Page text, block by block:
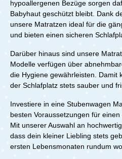
hypoallergenen Bezüge sorgen
Babyhaut geschützt bleibt. Dank
unsere Matratzen ideal für die
und bieten einen sicheren
Darüber hinaus sind unsere
Modelle verfügen über
die Hygiene gewährleisten. Damit
der Schlafplatz stets sauber und
Investiere in eine Stubenwagen
besten Voraussetzungen für
Mit unserer Auswahl an
dass dein kleiner Liebling stets
ersten Lebensmonaten rundum